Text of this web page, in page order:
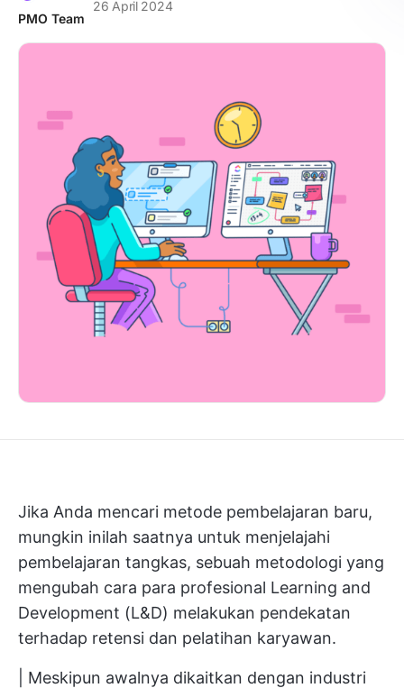
PMO Team
26 April 2024
Jika Anda mencari metode pembelajaran baru,
mungkin inilah saatnya untuk menjelajahi
pembelajaran tangkas, sebuah metodologi yang
mengubah cara para profesional Learning and
Development (L&D) melakukan pendekatan
terhadap retensi dan pelatihan karyawan.
| Meskipun awalnya dikaitkan dengan industri